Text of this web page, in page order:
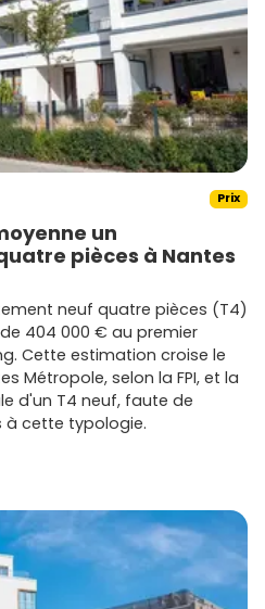
les meilleures
en-
sécuriser ton achat
affaire
et vise une
marge
.
: proximitécommerces,
emplois
, et qualité de la rue
(surface des pièces,
extérieur, cellier, local vélos).
en choisissant des
T3) et desquartiers
programmes de
pour choisir le bon
Avec une approche
un achat malin dans une
Prix
un
pièces à Nantes
neuf quatre pièces (T4)
404 000 € au premier
Cette estimation croise le
Métropole, selon la FPI, et la
d'un T4 neuf, faute de
à cette typologie.